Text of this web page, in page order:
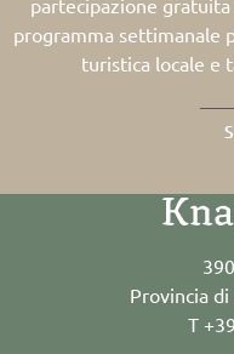
partecipazione
programma settimanale
turistica locale e
Provincia
T